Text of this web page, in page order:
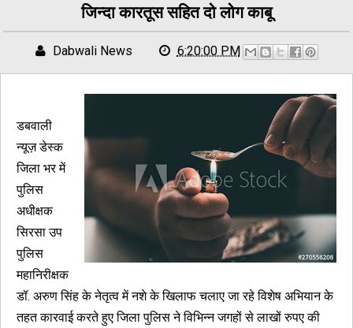
जिन्दा कारतूस सहित दो लोग काबू
Dabwali News 6:20:00 PM
डबवाली
न्यूज़ डेस्क
जिला भर में
पुलिस
अधीक्षक
सिरसा उप
पुलिस
महानिरीक्षक
डॉ. अरुण सिंह के नेतृत्व में नशे के खिलाफ चलाए जा रहे विशेष अभियान के
तहत कारवाई करते हुए जिला पुलिस ने विभिन्न जगहों से लाखों रुपए की